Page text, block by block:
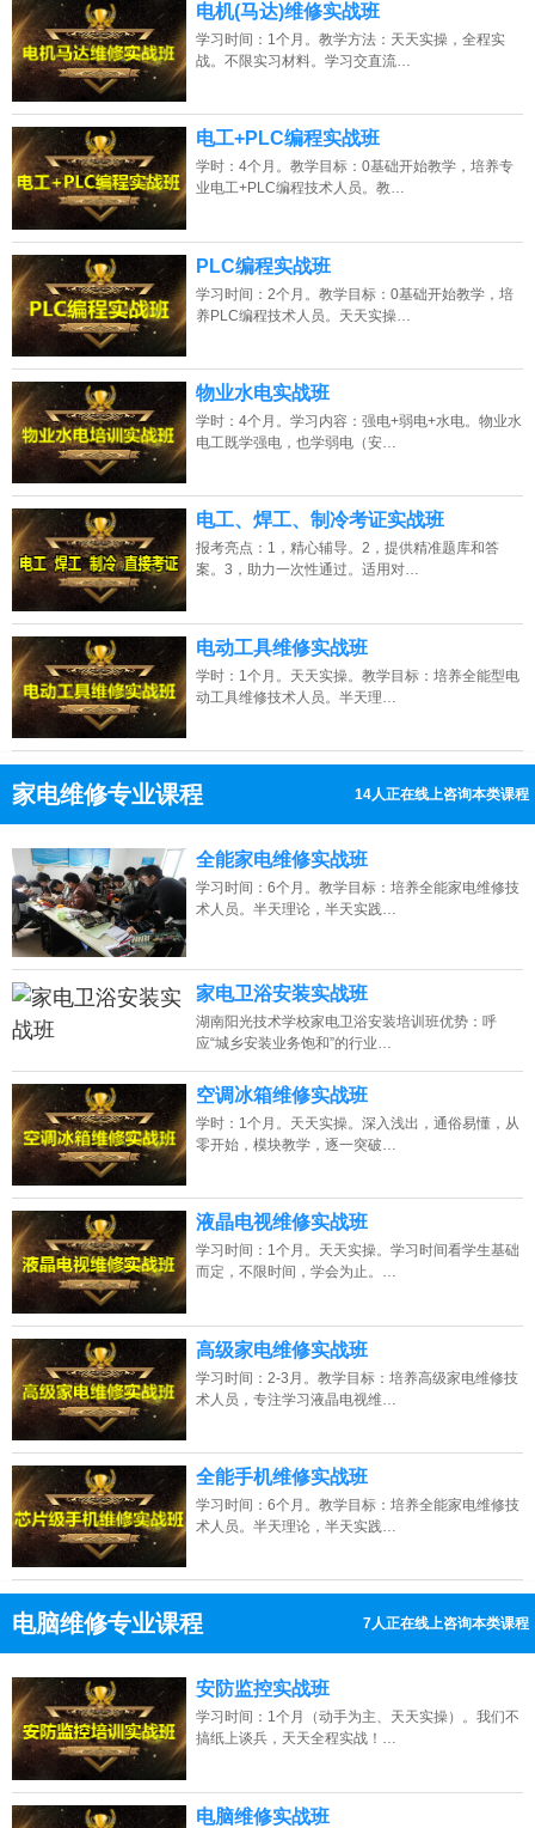
电机(马达)维修实战班
学习时间：1个月。教学方法：天天实操，全程实
战。不限实习材料。学习交直流…
电工+PLC编程实战班
学时：4个月。教学目标：0基础开始教学，培养专
业电工+PLC编程技术人员。教…
PLC编程实战班
学习时间：2个月。教学目标：0基础开始教学，培
养PLC编程技术人员。天天实操…
物业水电实战班
学时：4个月。学习内容：强电+弱电+水电。物业水
电工既学强电，也学弱电（安…
电工、焊工、制冷考证实战班
报考亮点：1，精心辅导。2，提供精准题库和答
案。3，助力一次性通过。适用对…
电动工具维修实战班
学时：1个月。天天实操。教学目标：培养全能型电
动工具维修技术人员。半天理…
家电维修专业课程 12人正在线上咨询本类课程
点击免费咨询电话：13807313137
全能家电维修实战班
学习时间：6个月。教学目标：培养全能家电维修技
术人员。半天理论，半天实践…
家电卫浴安装实战班
湖南阳光技术学校家电卫浴安装培训班优势：呼
应“城乡安装业务饱和”的行业…
空调冰箱维修实战班
学时：1个月。天天实操。深入浅出，通俗易懂，从
零开始，模块教学，逐一突破…
液晶电视维修实战班
学习时间：1个月。天天实操。学习时间看学生基础
而定，不限时间，学会为止。…
高级家电维修实战班
学习时间：2-3月。教学目标：培养高级家电维修技
术人员，专注学习液晶电视维…
全能手机维修实战班
学习时间：6个月。教学目标：培养全能家电维修技
术人员。半天理论，半天实践…
电脑维修专业课程 9人正在线上咨询本类课程
点击免费咨询电话：13807313137
安防监控实战班
学习时间：1个月（动手为主、天天实操）。我们不
搞纸上谈兵，天天全程实战！…
电脑维修实战班
上海的网友正进入本页访问